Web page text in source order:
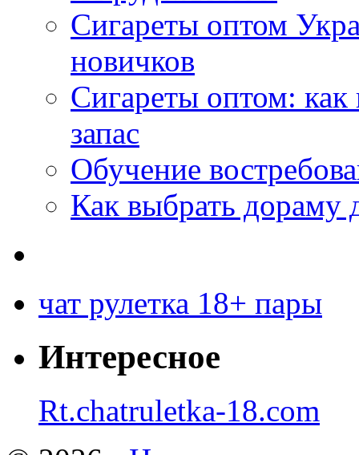
Сигареты оптом
новичков
Сигареты оптом:
запас
Обучение
Как выбрать дораму
чат рулетка 18+ пары
Интересное
Rt.chatruletka-18.com